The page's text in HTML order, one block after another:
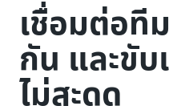
เชื่อมต่อที
กัน และขับ
ไม่สะดุด